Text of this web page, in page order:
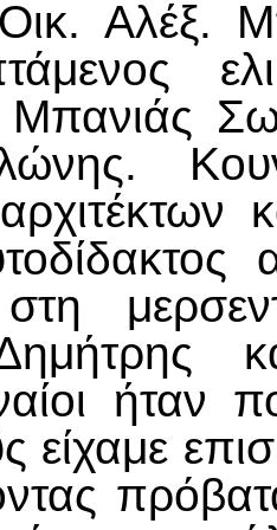
Αλέξ.
στη
ήταν
είχαμε